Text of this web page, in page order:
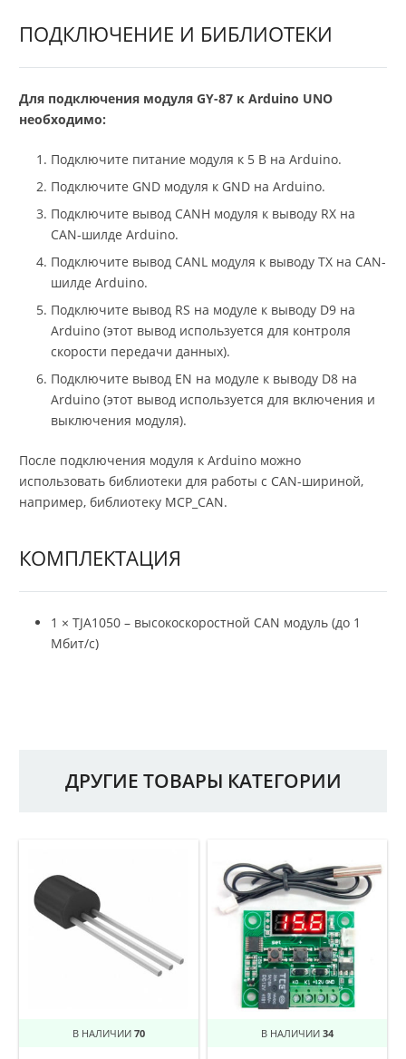
ПОДКЛЮЧЕНИЕ И БИБЛИОТЕКИ
Для подключения модуля GY-87 к Arduino UNO
необходимо:
Подключите питание модуля к 5 В на Arduino.
Подключите GND модуля к GND на Arduino.
Подключите вывод CANH модуля к выводу RX на
CAN-шилде Arduino.
Подключите вывод CANL модуля к выводу TX на CAN-
шилде Arduino.
Подключите вывод RS на модуле к выводу D9 на
Arduino (этот вывод используется для контроля
скорости передачи данных).
Подключите вывод EN на модуле к выводу D8 на
Arduino (этот вывод используется для включения и
выключения модуля).
После подключения модуля к Arduino можно
использовать библиотеки для работы с CAN-шириной,
например, библиотеку MCP_CAN.
КОМПЛЕКТАЦИЯ
1 × TJA1050 – высокоскоростной CAN модуль (до 1
Мбит/с)
ДРУГИЕ ТОВАРЫ КАТЕГОРИИ
В НАЛИЧИИ 70 В НАЛИЧИИ 34